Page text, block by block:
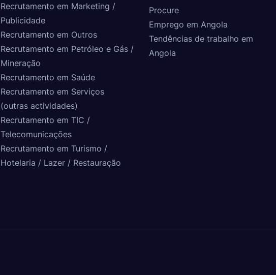
Recrutamento em Marketing /
Publicidade
Recrutamento em Outros
Recrutamento em Petróleo e Gás /
Mineração
Recrutamento em Saúde
Recrutamento em Serviços
(outras actividades)
Recrutamento em TIC /
Telecomunicações
Recrutamento em Turismo /
Hotelaria / Lazer / Restauração
Procure
Emprego em Angola
Tendências de trabalho em
Angola